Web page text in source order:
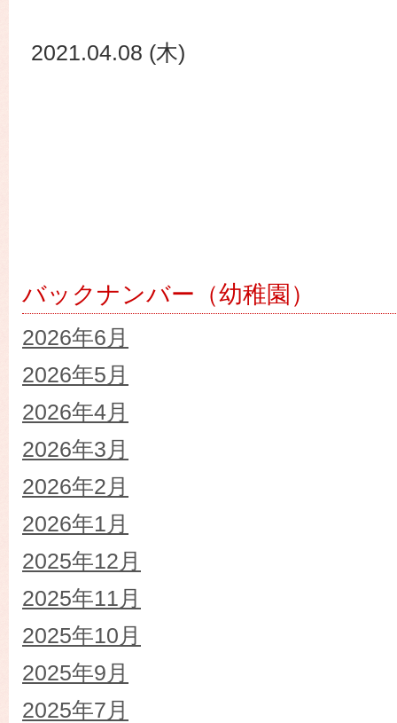
2021.04.08 (木)
バックナンバー（幼稚園）
2026年6月
2026年5月
2026年4月
2026年3月
2026年2月
2026年1月
2025年12月
2025年11月
2025年10月
2025年9月
2025年7月